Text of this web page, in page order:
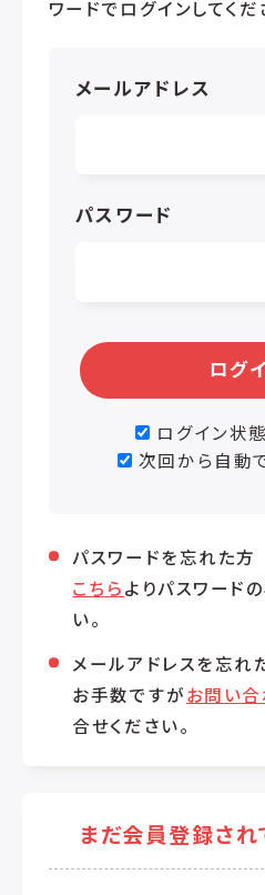
ワードでログインしてくだ
メールアドレス
パスワード
ログ
ログイン状
次回から自動
パスワードを忘れた方
こちらよりパスワード
い。
メールアドレスを忘れ
お手数ですがお問い合
合せください。
まだ会員登録さ